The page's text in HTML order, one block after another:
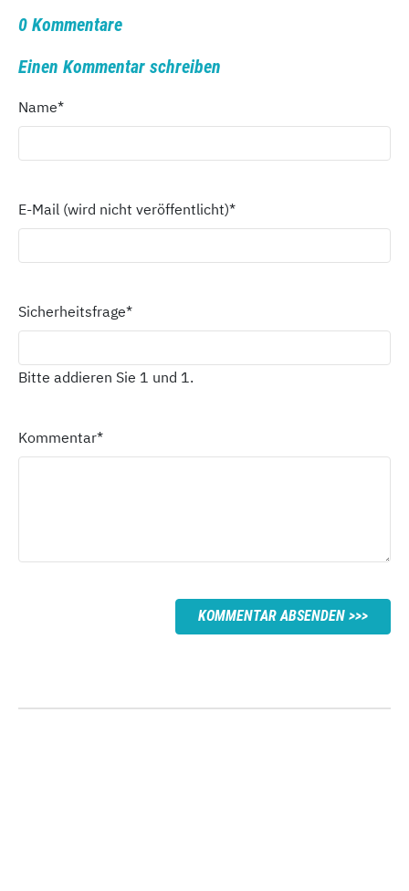
0 Kommentare
Einen Kommentar schreiben
Name*
E-Mail (wird nicht veröffentlicht)*
Sicherheitsfrage*
Bitte addieren Sie 1 und 1.
Kommentar*
KOMMENTAR ABSENDEN